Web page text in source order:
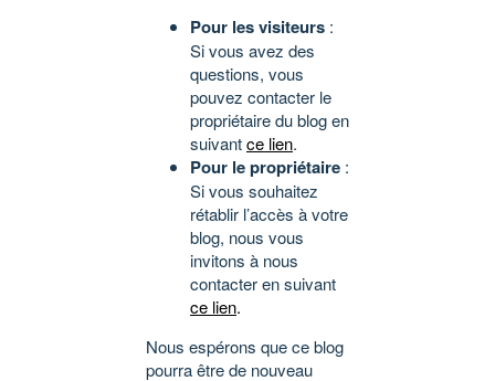
Pour les visiteurs :
Si vous avez des
questions, vous
pouvez contacter le
propriétaire du blog en
suivantce lien.
Pour le propriétaire :
Si vous souhaitez
rétablir l’accès à votre
blog, nous vous
invitons à nous
contacter en suivant
ce lien.
Nous espérons que ce blog
pourra être de nouveau